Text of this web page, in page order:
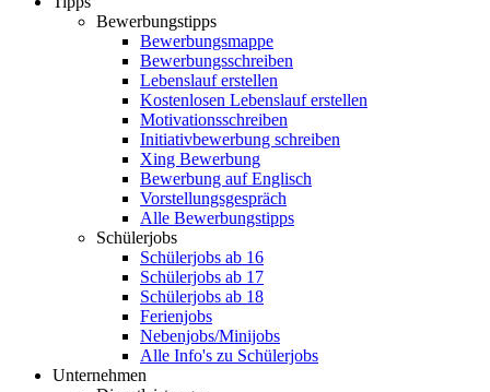
Bewerbungstipps
Bewerbungsmappe
Bewerbungsschreiben
Lebenslauf erstellen
Kostenlosen Lebenslauf erstellen
Motivationsschreiben
Initiativbewerbung schreiben
Xing Bewerbung
Bewerbung auf Englisch
Vorstellungsgespräch
Alle Bewerbungstipps
Schülerjobs
Schülerjobs ab 16
Schülerjobs ab 17
Schülerjobs ab 18
Ferienjobs
Nebenjobs/Minijobs
Alle Info's zu Schülerjobs
Unternehmen